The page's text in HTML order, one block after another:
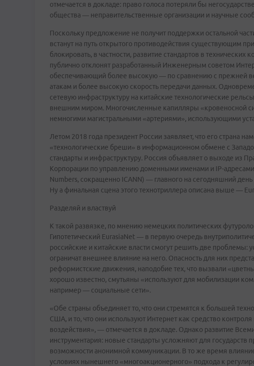
отмечается в докладе: право голоса потеряли бы
общества — неправительственные организации и научные
Поскольку предложение не получит поддержки остальной
встанут на путь открытого противодействия существующим
блокировать, в частности, развитие стандартов в
публично отклонят разработанный Инженерным советом
обеспечивающий более высокую — по сравнению с прежней
атакам и более высокую скорость передачи данных.
сетевую инфраструктуру на китайские технологические
внешним миром. Многочисленные капилляры «кровеносной
немногими магистральными «артериями», использующими
Летом 2018 года президент России заявляет, что его страна
«технологические бреши» в информационном обмене с
стандарты и инфраструктуру. Россия объявляет о выходе из
Корпорации по управлению доменными именами и IP-
Numbers, сокращенно ICANN) — главного на сегодняшний день
Ну а финальная сцена этого технотриллера описана выше —
Разделяй и властвуй
К такой развязке, по мнению немецких политических
Гипотетический EurasiaNet — в первую очередь
российские и китайские власти смогут решить две проблемы:
ограничат внешнее влияние на него. Опасность для них
реформистские движения, наподобие тех, что вызвали
хорошо известно, смутьяны «используют для мобилизации
например — социальные сети».
«Обе страны объединяет то, что они стремятся к большей
США, и то, что они используют Интернет как средство
воздействия», — отмечается в докладе. Однако развитие
инструментария: новые стандарты усложняют для
возможности анонимной коммуникации. В то же время влияние
условиях нынешнего «многоакционерного» подхода к